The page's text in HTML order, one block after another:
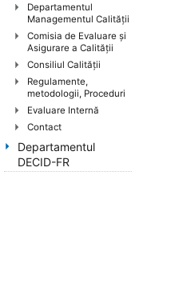
Departamentul
Managementul Calităţii
Comisia de Evaluare şi
Asigurare a Calităţii
Consiliul Calităţii
Regulamente,
metodologii, Proceduri
Evaluare Internă
Contact
Departamentul
DECID-FR